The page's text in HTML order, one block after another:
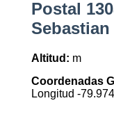
Postal
Sebastian
Altitud: m
Coordenadas
Longitud -